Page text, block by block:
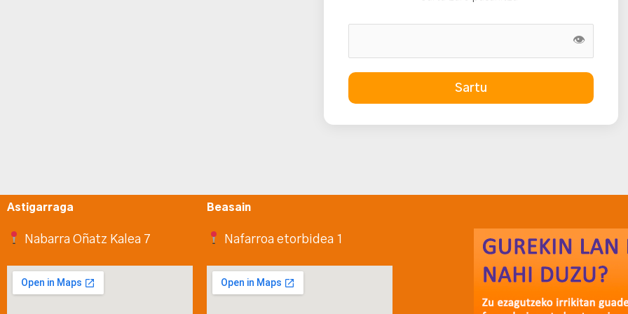
👁
Sartu
Astigarraga
Nabarra Oñatz Kalea 7
Beasain
Nafarroa etorbidea 1